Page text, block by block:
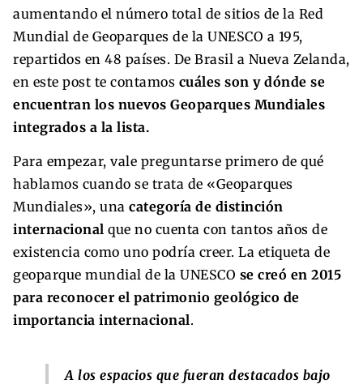
aumentando el número total de sitios de la Red
Mundial de Geoparques de la UNESCO a 195,
repartidos en 48 países. De Brasil a Nueva Zelanda,
en este post te contamos cuáles son y dónde se
encuentran los nuevos Geoparques Mundiales
integrados a la lista.
Para empezar, vale preguntarse primero de qué
hablamos cuando se trata de «Geoparques
Mundiales», una categoría de distinción
internacional que no cuenta con tantos años de
existencia como uno podría creer. La etiqueta de
geoparque mundial de la UNESCO se creó en 2015
para reconocer el patrimonio geológico de
importancia internacional.
A los espacios que fueran destacados bajo